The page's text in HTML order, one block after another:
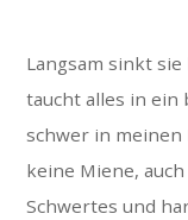
Langsam sinkt
taucht alles in ein
schwer in
keine Miene,
Schwertes und